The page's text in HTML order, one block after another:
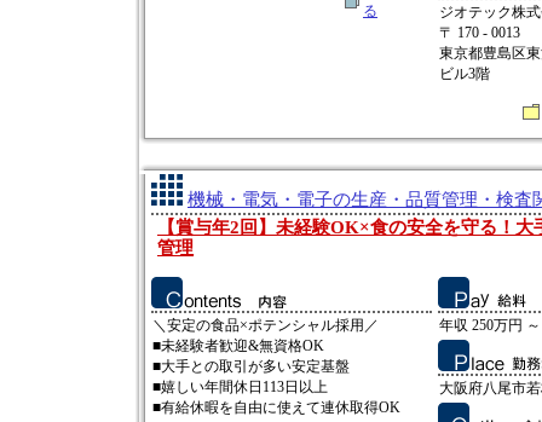
る
ジオテック株
〒 170 - 0013
東京都豊島区
ビル3階
機械・電気・電子の生産・品質管理・検査
【賞与年2回】未経験OK×食の安全を守る！大
管理
＼安定の食品×ポテンシャル採用／
■未経験者歓迎&無資格OK
■大手との取引が多い安定基盤
■嬉しい年間休日113日以上
■有給休暇を自由に使えて連休取得OK
年収 250万円
大阪府八尾市